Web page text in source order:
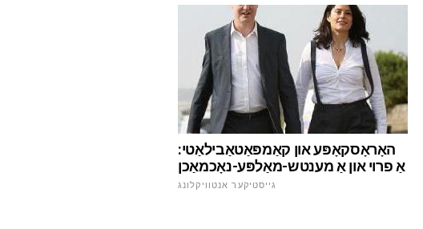
האָראָסקאָפּע און קאַמפּאַטאַבילאַטי:
אַ פרוי און אַ מענטש-מאַלפּע-נאָכמאַכן
גייסטיקער אנטוויקלונג